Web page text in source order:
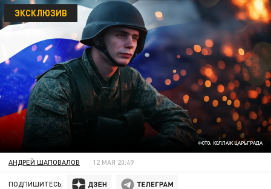
ФОТО: КОЛЛАЖ ЦАРЬГРАДА
ЭКСКЛЮЗИВ
АНДРЕЙ ШАПОВАЛОВ 12 МАЯ 20:49
ПОДПИШИТЕСЬ: